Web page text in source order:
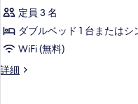
Room)
の
す
べ
て
Double
Twin
Room)
詳
ッ
ク
ス
ー
定員 3 名
ダブルベッド 1 台または
WiFi (無料)
詳細
デ